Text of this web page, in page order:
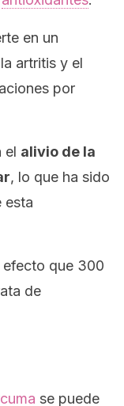
en un
artritis y el
por
el alivio de la
, lo que ha sido
esta
efecto que 300
de
se puede